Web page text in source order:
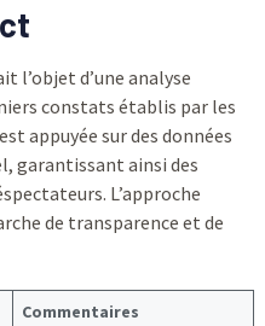
l’objet d’une analyse
constats établis par les
appuyée sur des données
garantissant ainsi des
L’approche
de transparence et de
Commentaires